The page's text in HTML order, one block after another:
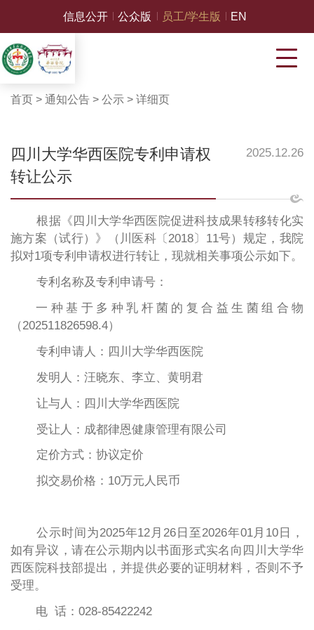
信息公开 公众版 员工/学生版 EN
首页 > 通知公告> 公示> 详细页
四川大学华西医院专利申请权
转让公示
2025.12.26
根据《四川大学华西医院促进科技成果转移转化实
施方案（试行）》（川医科〔2018〕11号） 规定，我院
拟对1项专利申请权进行转让，现就相关事项公示如下。
专利名称及专利申请号：
一种基于多种乳杆菌的复合益生菌组合物
（ 202511826598.4）
专利申请人：四川大学华西医院
发明人：汪晓东、李立、黄明君
让与人：四川大学华西医院
受让人：成都律恩健康管理有限公司
定价方式：协议定价
拟交易价格：10万元人民币
公示时间为2025年12月26 日至 2026年01月10日，
如有异议，请在公示期内以书面形式实名向四川大学华
西医院科技部提出，并提供必要的证明材料，否则不予
受理。
电 话： 028-85422242